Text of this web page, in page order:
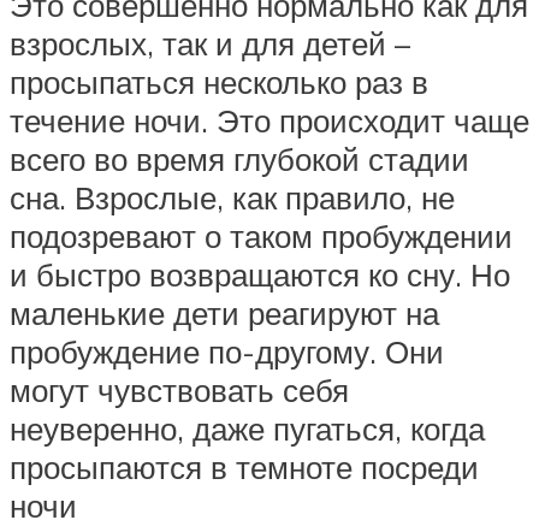
взрослых, так и для детей –
просыпаться несколько раз в
течение ночи. Это происходит чаще
всего во время глубокой стадии
сна. Взрослые, как правило, не
подозревают о таком пробуждении
и быстро возвращаются ко сну. Но
маленькие дети реагируют на
пробуждение по-другому. Они
могут чувствовать себя
неуверенно, даже пугаться, когда
просыпаются в темноте посреди
ночи